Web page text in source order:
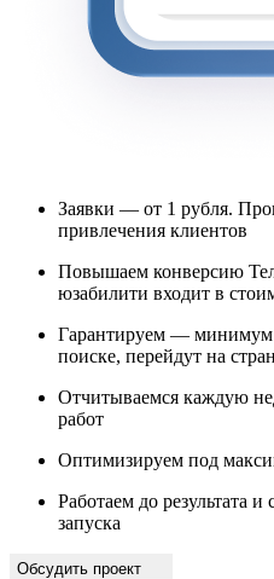
Заявки — от 1 рубля.
привлечения клиентов
Повышаем конверсию
юзабилити входит в
Гарантируем — минимум
поиске, перейдут на
Отчитываемся каждую
работ
Оптимизируем под
Работаем до результата
запуска
Обсудить проект